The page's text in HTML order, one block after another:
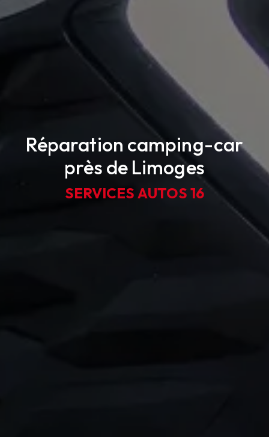
Réparation camping-car
près de Limoges
SERVICES AUTOS 16